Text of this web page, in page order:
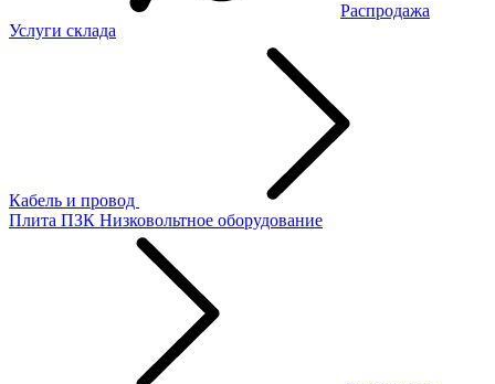
Распродажа
Услуги склада
Кабель и провод
Плита ПЗК Низковольтное оборудование